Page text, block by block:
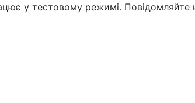
у тестовому режимі. Повідомляйте